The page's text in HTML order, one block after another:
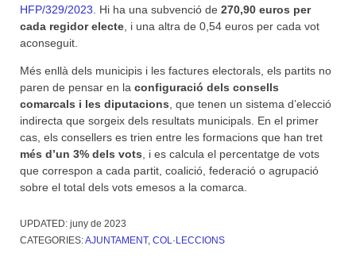
HFP/329/2023 . Hi ha una subvenció de 270,90 euros per
cada regidor electe , i una altra de 0,54 euros per cada vot
aconseguit.
Més enllà dels municipis i les factures electorals, els partits no
paren de pensar en la configuració dels consells
comarcals i les diputacions , que tenen un sistema d’elecció
indirecta que sorgeix dels resultats municipals. En el primer
cas, els consellers es trien entre les formacions que han tret
més d’un 3% dels vots , i es calcula el percentatge de vots
que correspon a cada partit, coalició, federació o agrupació
sobre el total dels vots emesos a la comarca.
UPDATED: juny de 2023
CATEGORIES:AJUNTAMENT, COL·LECCIONS